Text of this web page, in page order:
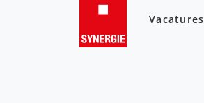
Vacatures